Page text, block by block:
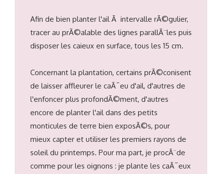
Afin de bien planter l'ail Ã intervalle rÃ©gulier,
tracer au prÃ©alable des lignes parallÃ¨les puis
disposer les caieux en surface, tous les 15 cm.
Concernant la plantation, certains prÃ©conisent
de laisser affleurer le caÃ¯eu d'ail, d'autres de
l'enfoncer plus profondÃ©ment, d'autres
encore de planter l'ail dans des petits
monticules de terre bien exposÃ©s, pour
mieux capter et utiliser les premiers rayons de
soleil du printemps. Pour ma part, je procÃ¨de
comme pour les oignons : je plante les caÃ¯eux